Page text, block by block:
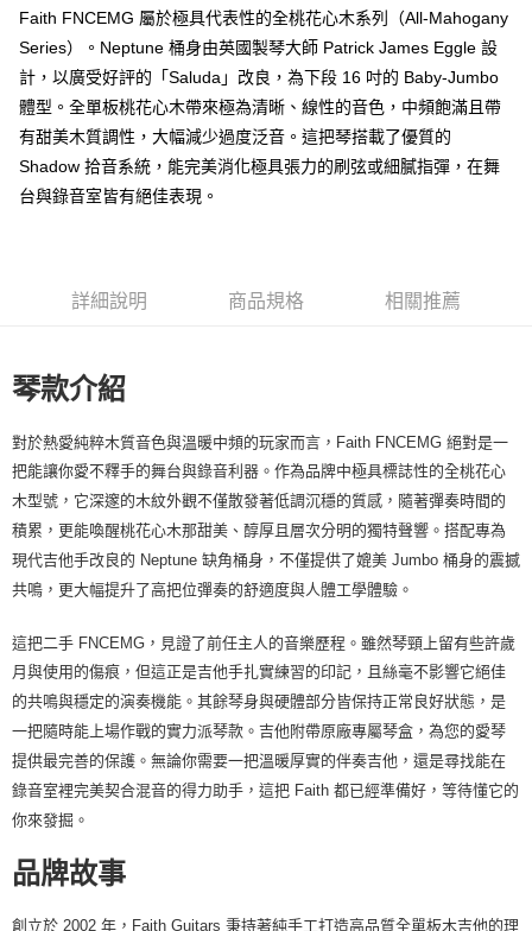
AFTEE先享後付
相關說明
【關於「AFTEE先享後付」】
AFTEE先享後付是「在收到商品之後才付款」的支付方式。 讓您購物簡單
便利好安心！
１．簡單：不需註冊會員、不需綁卡、不需儲值。
３．安心：先確認商品／服務後，再付款。
３．收到繳費通知簡訊後14天內，點擊此簡訊中的連結，可透過四大超商／
後付繳納相關費用。
是否繳費成功／繳費後需取消欲退款等相關疑問，請聯繫「AFTEE先享後付
客戶支援中心」https://netprotections.freshdesk.com/support/home
【注意事項】
易，需依本服務之必要範圍內提供個人資料，並將交易相關給付款項請求債
權轉讓予恩沛科技股份有限公司。
２．關於個人資料處理事宜，請瀏覽以下網址：
https://aftee.tw/terms/#terms3
「AFTEE先享後付」，若未經同意申辦者引起之損失，本公司不負相關責
任。
時審查核予不同之上限額度；若仍有額度不足之情形，本公司將視審查結果
請求用戶進行身份認證。
５．嚴禁一人註冊多個帳號或使用他人資訊註冊。若發現惡意使用之情形，
恩沛科技股份有限公司將有權停止該用戶之使用額度並採取法律行動。
ATM付款
運送方式
每筆NT$80，滿NT$899(含以上)免運費
Faith FNCEMG 屬於極具代表性的全桃花心木系列（All-Mahogany
Series）。Neptune 桶身由英國製琴大師 Patrick James Eggle 設
計，以廣受好評的「Saluda」改良，為下段 16 吋的 Baby-Jumbo
體型。全單板桃花心木帶來極為清晰、線性的音色，中頻飽滿且帶
有甜美木質調性，大幅減少過度泛音。這把琴搭載了優質的
Shadow 拾音系統，能完美消化極具張力的刷弦或細膩指彈，在舞
台與錄音室皆有絕佳表現。
詳細說明 商品規格 相關推薦
琴款介紹
對於熱愛純粹木質音色與溫暖中頻的玩家而言，Faith FNCEMG 絕對是一
把能讓你愛不釋手的舞台與錄音利器。作為品牌中極具標誌性的全桃花心
木型號，它深邃的木紋外觀不僅散發著低調沉穩的質感，隨著彈奏時間的
積累，更能喚醒桃花心木那甜美、醇厚且層次分明的獨特聲響。搭配專為
現代吉他手改良的 Neptune 缺角桶身，不僅提供了媲美 Jumbo 桶身的震撼
共鳴，更大幅提升了高把位彈奏的舒適度與人體工學體驗。
這把二手 FNCEMG，見證了前任主人的音樂歷程。雖然琴頸上留有些許歲
月與使用的傷痕，但這正是吉他手扎實練習的印記，且絲毫不影響它絕佳
的共鳴與穩定的演奏機能。其餘琴身與硬體部分皆保持正常良好狀態，是
一把隨時能上場作戰的實力派琴款。吉他附帶原廠專屬琴盒，為您的愛琴
提供最完善的保護。無論你需要一把溫暖厚實的伴奏吉他，還是尋找能在
錄音室裡完美契合混音的得力助手，這把 Faith 都已經準備好，等待懂它的
你來發掘。
品牌故事
創立於 2002 年，Faith Guitars 秉持著純手工打造高品質全單板木吉他的理